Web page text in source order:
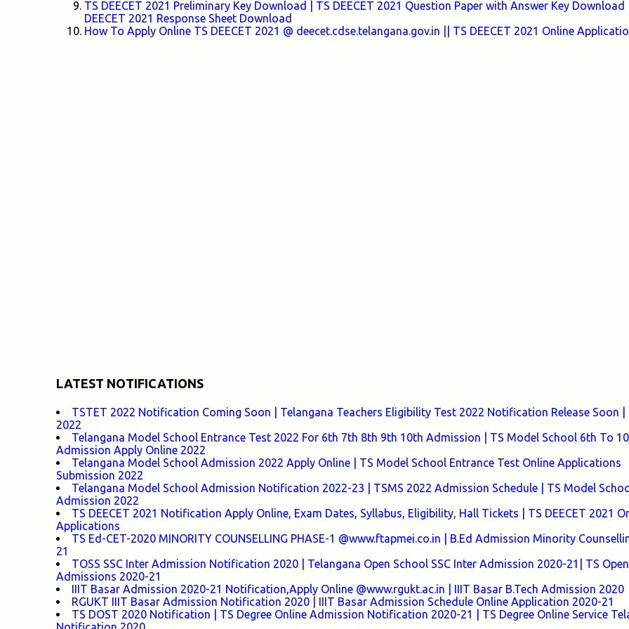
TS DEECET 2021 Preliminary Key Download | TS DEECET 2021 Question Paper with Answer Key Download
DEECET 2021 Response Sheet Download
How To Apply Online TS DEECET 2021 @ deecet.cdse.telangana.gov.in || TS DEECET 2021 Online
LATEST NOTIFICATIONS
TSTET 2022 Notification Coming Soon | Telangana Teachers Eligibility Test 2022 Notification Release Soon |
2022
Telangana Model School Entrance Test 2022 For 6th 7th 8th 9th 10th Admission | TS Model School 6th To
Admission Apply Online 2022
Telangana Model School Admission 2022 Apply Online | TS Model School Entrance Test Online Applications
Submission 2022
Telangana Model School Admission Notification 2022-23 | TSMS 2022 Admission Schedule | TS Model
Admission 2022
TS DEECET 2021 Notification Apply Online, Exam Dates, Syllabus, Eligibility, Hall Tickets | TS DEECET 2021
Applications
TS Ed-CET-2020 MINORITY COUNSELLING PHASE-1 @www.ftapmei.co.in | B.Ed Admission Minority
21
TOSS SSC Inter Admission Notification 2020 | Telangana Open School SSC Inter Admission 2020-21| TS
Admissions 2020-21
IIIT Basar Admission 2020-21 Notification,Apply Online @www.rgukt.ac.in | IIIT Basar B.Tech Admission 2020
RGUKT IIIT Basar Admission Notification 2020 | IIIT Basar Admission Schedule Online Application 2020-21
TS DOST 2020 Notification | TS Degree Online Admission Notification 2020-21 | TS Degree Online Service